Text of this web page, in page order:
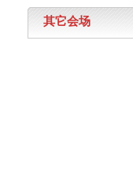
其它会场